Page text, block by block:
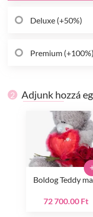
Deluxe (+50%)
Premium (+100%)
2 Adjunk hozzá
Boldog Teddy
72 700.00 Ft